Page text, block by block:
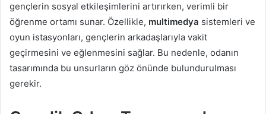
gençlerin sosyal etkileşimlerini artırırken, verimli bir
öğrenme ortamı sunar. Özellikle, multimedya sistemleri ve
oyun istasyonları, gençlerin arkadaşlarıyla vakit
geçirmesini ve eğlenmesini sağlar. Bu nedenle, odanın
tasarımında bu unsurların göz önünde bulundurulması
gerekir.